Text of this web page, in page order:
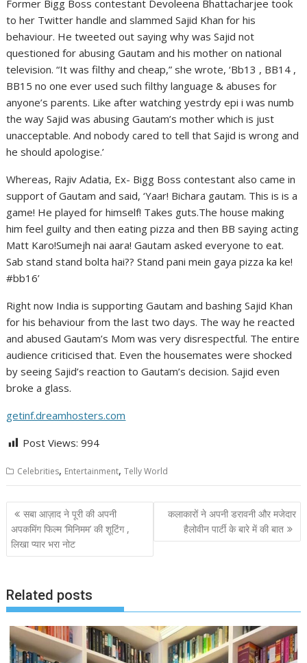
Former Bigg Boss contestant Devoleena Bhattacharjee took
to her Twitter handle and slammed Sajid Khan for his
behaviour. He tweeted out saying why was Sajid not
questioned for abusing Gautam and his mother on national
television. “It was filthy and cheap,” she wrote, ‘Bb13 , BB14 ,
BB15 no one ever used such filthy language & abuses for
anyone’s parents. Like after watching yestrdy epi i was numb
the way Sajid was abusing Gautam’s mother which is just
unacceptable. And nobody cared to tell that Sajid is wrong and
he should apologise.’
Whereas, Rajiv Adatia, Ex- Bigg Boss contestant also came in
support of Gautam and said, ‘Yaar! Bichara gautam. This is is a
game! He played for himself! Takes guts.The house making
him feel guilty and then eating pizza and then BB saying acting
Matt Karo!Sumejh nai aara! Gautam asked everyone to eat.
Sab stand stand bolta hai?? Stand pani mein gaya pizza ka ke!
#bb16’
Right now India is supporting Gautam and bashing Sajid Khan
for his behaviour from the last two days. The way he reacted
and abused Gautam’s Mom was very disrespectful. The entire
audience criticised that. Even the housemates were shocked
by seeing Sajid’s reaction to Gautam’s decision. Sajid even
broke a glass.
getinf.dreamhosters.com
Post Views: 994
Celebrities, Entertainment,Telly World
Post
navigation
सबा आज़ाद ने पूरी की अपनी
अपकमिंग फिल्म ‘मिनिमम’ की शूटिंग ,
लिखा प्यार भरा नोट
कलाकारों ने अपनी डरावनी और मजेदार
हैलोवीन पार्टी के बारे में की बात
Related posts